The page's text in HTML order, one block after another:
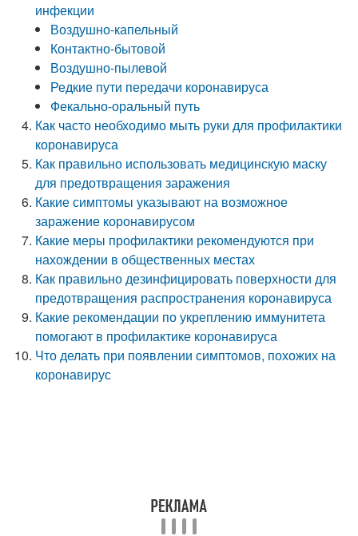
инфекции
Воздушно-капельный
Контактно-бытовой
Воздушно-пылевой
Редкие пути передачи коронавируса
Фекально-оральный путь
Как часто необходимо мыть руки для профилактики
коронавируса
Как правильно использовать медицинскую маску
для предотвращения заражения
Какие симптомы указывают на возможное
заражение коронавирусом
Какие меры профилактики рекомендуются при
нахождении в общественных местах
Как правильно дезинфицировать поверхности для
предотвращения распространения коронавируса
Какие рекомендации по укреплению иммунитета
помогают в профилактике коронавируса
Что делать при появлении симптомов, похожих на
коронавирус